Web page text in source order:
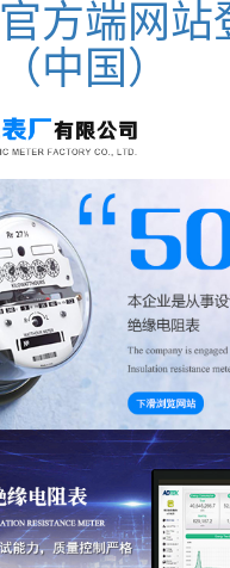
方端网站
中国）